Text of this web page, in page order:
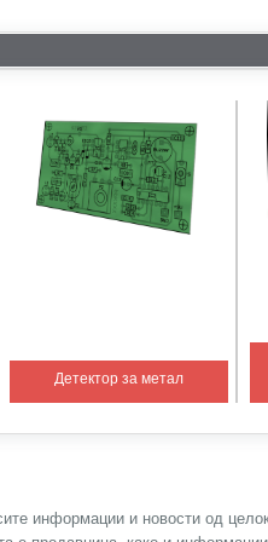
Детектор за метал
информации и новости од